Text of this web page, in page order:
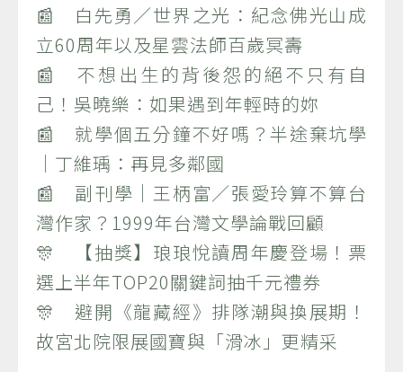
📰 白先勇／世界之光：紀念佛光山成
立60周年以及星雲法師百歲冥壽
📰 不想出生的背後怨的絕不只有自
己！吳曉樂：如果遇到年輕時的妳
📰 就學個五分鐘不好嗎？半途棄坑學
｜丁維瑀：再見多鄰國
📰 副刊學｜王柄富／張愛玲算不算台
灣作家？1999年台灣文學論戰回顧
🎊 【抽獎】琅琅悅讀周年慶登場！票
選上半年TOP20關鍵詞抽千元禮券
🎊 避開《龍藏經》排隊潮與換展期！
故宮北院限展國寶與「滑冰」更精采